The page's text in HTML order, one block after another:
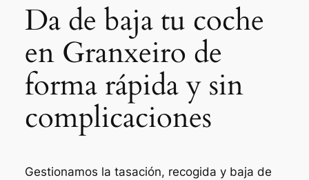
Da de baja tu coche
en Granxeiro de
forma rápida y sin
complicaciones
Gestionamos la tasación, recogida y baja de